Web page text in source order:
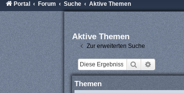
Portal Forum Suche Aktive Themen
Aktive Themen
Zur erweiterten Suche
Suche
Themen